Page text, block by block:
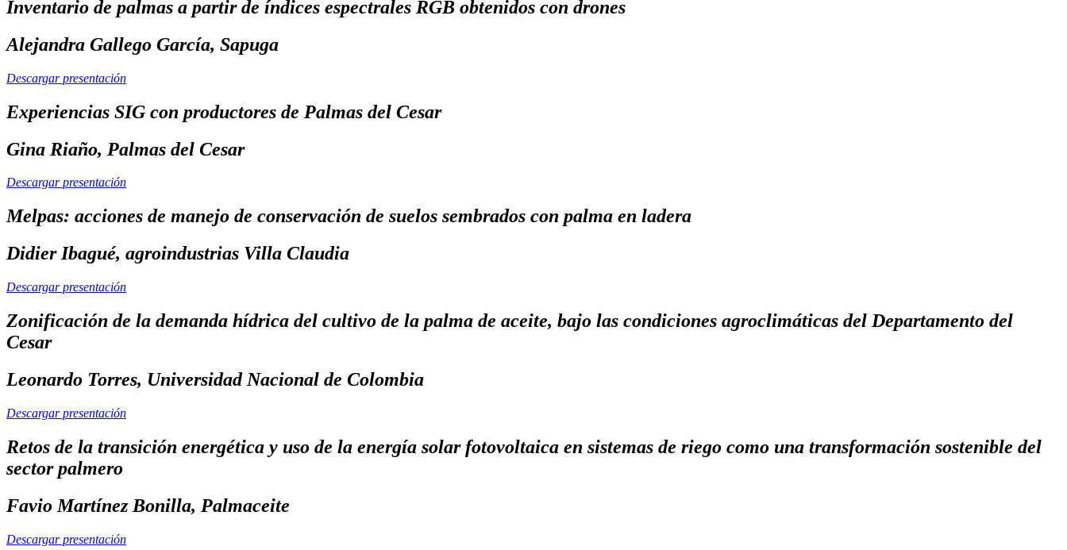
Inventario de palmas a partir de índices espectrales RGB obtenidos con drones
Alejandra Gallego García, Sapuga
Descargar presentación
Experiencias SIG con productores de Palmas del Cesar
Gina Riaño, Palmas del Cesar
Descargar presentación
Melpas: acciones de manejo de conservación de suelos sembrados con palma en ladera
Didier Ibagué, agroindustrias Villa Claudia
Descargar presentación
Zonificación de la demanda hídrica del cultivo de la palma de aceite, bajo las condiciones agroclimáticas del Departamento del
Cesar
Leonardo Torres, Universidad Nacional de Colombia
Descargar presentación
Retos de la transición energética y uso de la energía solar fotovoltaica en sistemas de riego como una transformación sostenible del
sector palmero
Favio Martínez Bonilla, Palmaceite
Descargar presentación